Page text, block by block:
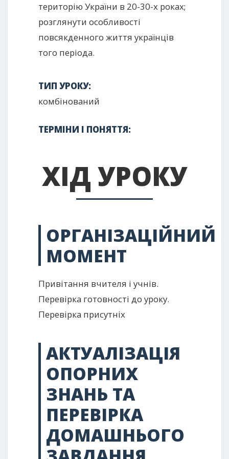
територію України в 20-30-х роках;
розглянути особливості
повсякденного життя українців
того періода.
ТИП УРОКУ:
комбінований
ТЕРМІНИ І ПОНЯТТЯ:
ХІД УРОКУ
ОРГАНІЗАЦІЙНИЙ
МОМЕНТ
Привітання вчителя і учнів.
Перевірка готовності до уроку.
Перевірка присутніх
АКТУАЛІЗАЦІЯ
ОПОРНИХ
ЗНАНЬ ТА
ПЕРЕВІРКА
ДОМАШНЬОГО